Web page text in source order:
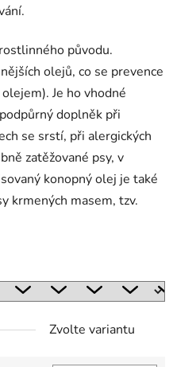
původu.
olejů, co se prevence
Je ho vhodné
doplněk při
se srstí, při alergických
zatěžované psy, v
konopný olej je také
krmených masem, tzv.
Zvolte variantu